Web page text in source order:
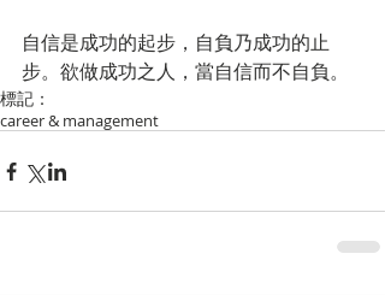
自信是成功的起步，自負乃成功的止
步。欲做成功之人，當自信而不自負。
標記：
career & management